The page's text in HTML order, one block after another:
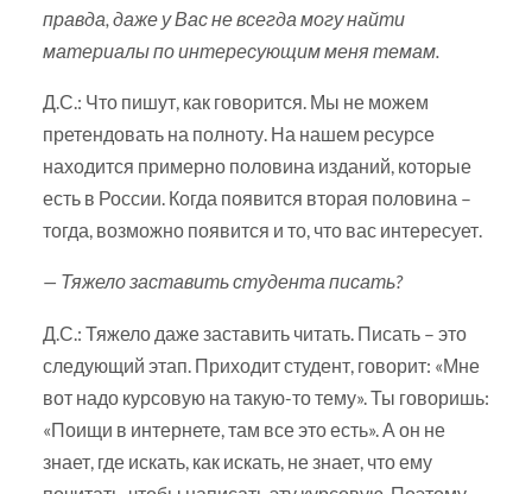
правда, даже у Вас не всегда могу найти
материалы по интересующим меня темам.
Д.С.: Что пишут, как говорится. Мы не можем
претендовать на полноту. На нашем ресурсе
находится примерно половина изданий, которые
есть в России. Когда появится вторая половина –
тогда, возможно появится и то, что вас интересует.
— Тяжело заставить студента писать?
Д.С.: Тяжело даже заставить читать. Писать – это
следующий этап. Приходит студент, говорит: «Мне
вот надо курсовую на такую-то тему». Ты говоришь:
«Поищи в интернете, там все это есть». А он не
знает, где искать, как искать, не знает, что ему